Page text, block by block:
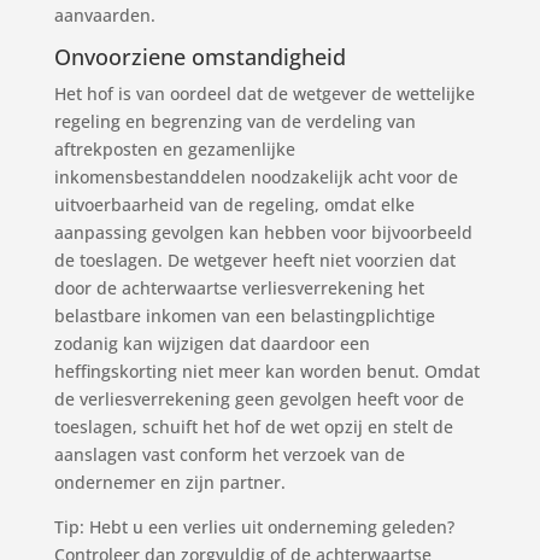
aanvaarden.
Onvoorziene omstandigheid
Het hof is van oordeel dat de wetgever de wettelijke
regeling en begrenzing van de verdeling van
aftrekposten en gezamenlijke
inkomensbestanddelen noodzakelijk acht voor de
uitvoerbaarheid van de regeling, omdat elke
aanpassing gevolgen kan hebben voor bijvoorbeeld
de toeslagen. De wetgever heeft niet voorzien dat
door de achterwaartse verliesverrekening het
belastbare inkomen van een belastingplichtige
zodanig kan wijzigen dat daardoor een
heffingskorting niet meer kan worden benut. Omdat
de verliesverrekening geen gevolgen heeft voor de
toeslagen, schuift het hof de wet opzij en stelt de
aanslagen vast conform het verzoek van de
ondernemer en zijn partner.
Tip: Hebt u een verlies uit onderneming geleden?
Controleer dan zorgvuldig of de achterwaartse